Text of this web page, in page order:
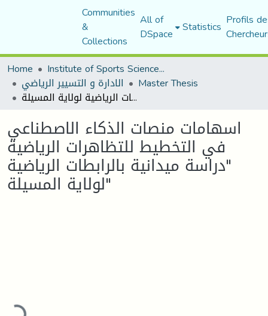
Communities
&
Collections
All of
DSpace Statistics Profils
Home
Institute of Sports Sciences and Techniques
الادارة و التسيير الرياضي Master Thesis
اسهامات منصات الذكاء الاصطناعي في التخطيط للتظاهرات الرياضية "دراسة ميدانية بالرابطات الرياضية لولاية المسيلة"
اسهامات منصات الذكاء الاصطناعي
في التخطيط للتظاهرات الرياضية
"دراسة ميدانية بالرابطات الرياضية
لولاية المسيلة"